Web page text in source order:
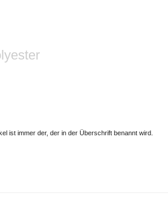
ist immer der, der in der Überschrift benannt wird.